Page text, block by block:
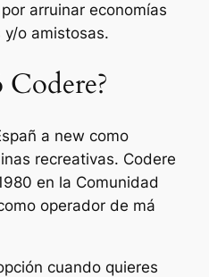
arruinar economías
o amistosas.
a new como
recreativas. Codere
en la Comunidad
operador de má
cuando quieres